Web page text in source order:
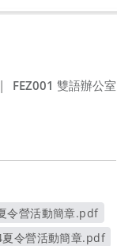
FEZ001 雙語辦公室
|
令營活動簡章.pdf
開新視窗
令營活動簡章.pdf